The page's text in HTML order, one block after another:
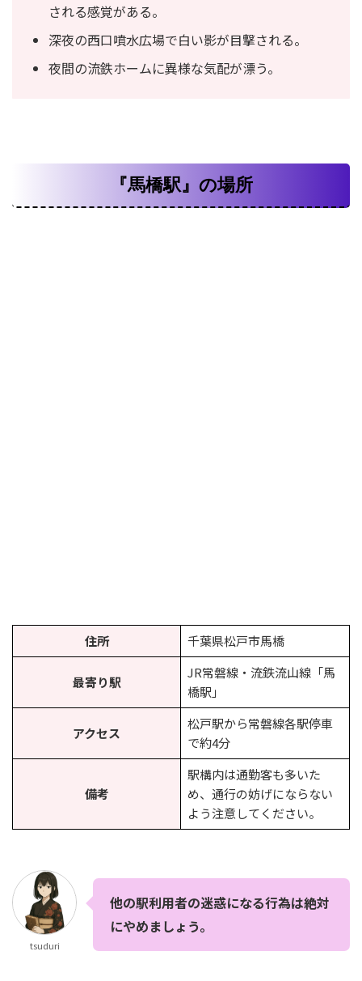
される感覚がある。
深夜の西口噴水広場で白い影が目撃される。
夜間の流鉄ホームに異様な気配が漂う。
『馬橋駅』の場所
住所 千葉県松戸市馬橋
最寄り駅
JR常磐線・流鉄流山線「馬
橋駅」
アクセス
松戸駅から常磐線各駅停車
で約4分
備考
駅構内は通勤客も多いた
め、通行の妨げにならない
よう注意してください。
tsuduri
他の駅利用者の迷惑になる行為は絶対
にやめましょう。